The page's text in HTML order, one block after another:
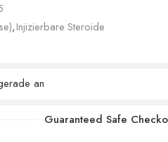
,Injizierbare Steroide
an
Guaranteed Safe